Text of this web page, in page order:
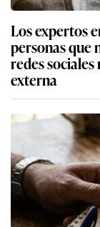
Los expertos
personas que
redes
externa